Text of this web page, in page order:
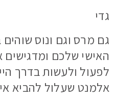
גדי
גם מרס וגם ונוס שוהים
האישי שלכם ומדגישים
לפעול ולעשות בדרך
אלמנט שעלול להביא